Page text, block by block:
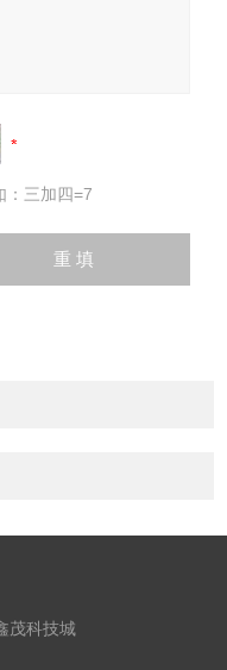
：三加四=7
茂科技城